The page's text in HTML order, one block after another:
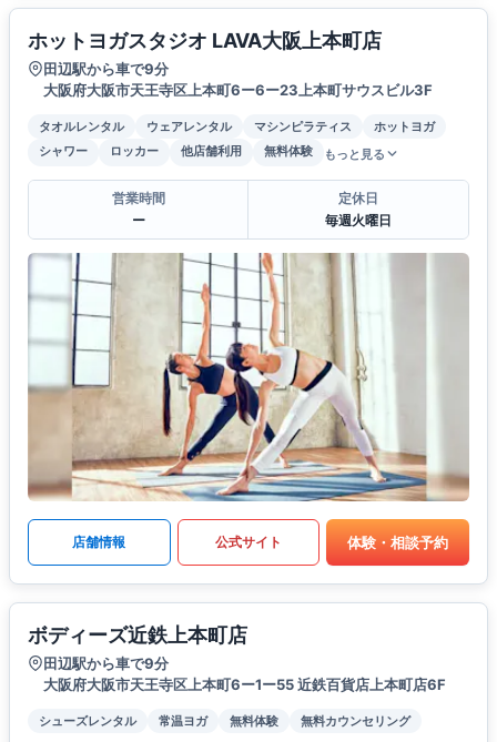
ホットヨガスタジオ LAVA大阪上本町店
田辺駅から車で9分
大阪府大阪市天王寺区上本町6ー6ー23上本町サウスビル3F
タオルレンタル ウェアレンタル マシンピラティス
ホットヨガ
シャワー
ロッカー 他店舗利用 無料体験 もっと見る
営業時間
ー
定休日
毎週火曜日
店舗情報 公式サイト 体験・相談予約
ボディーズ近鉄上本町店
田辺駅から車で9分
大阪府大阪市天王寺区上本町6ー1ー55 近鉄百貨店上本町店6F
シューズレンタル 常温ヨガ 無料体験 無料カウンセリング